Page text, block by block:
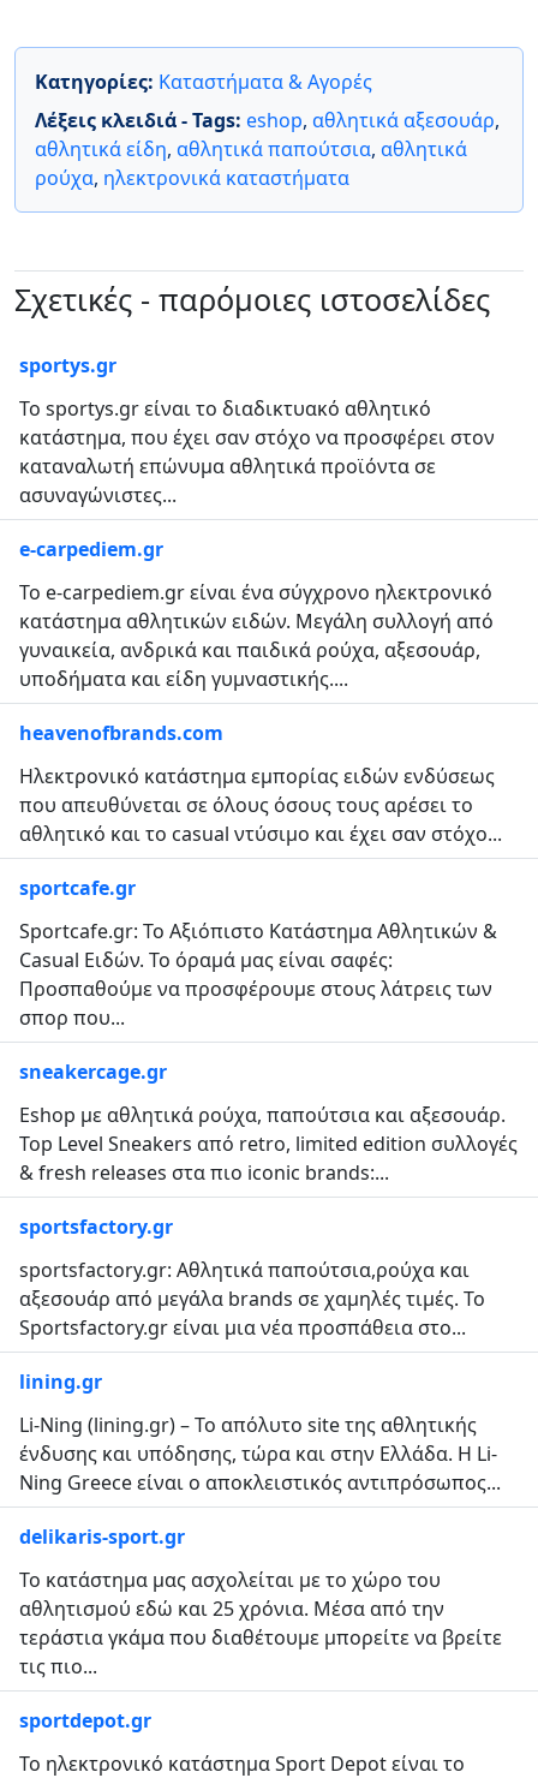
Κατηγορίες: Καταστήματα & Αγορές
Λέξεις κλειδιά - Tags: eshop, αθλητικά αξεσουάρ,
αθλητικά είδη, αθλητικά παπούτσια, αθλητικά
ρούχα, ηλεκτρονικά καταστήματα
Σχετικές - παρόμοιες ιστοσελίδες
sportys.gr
Το sportys.gr είναι το διαδικτυακό αθλητικό
κατάστημα, που έχει σαν στόχο να προσφέρει στον
καταναλωτή επώνυμα αθλητικά προϊόντα σε
ασυναγώνιστες...
e-carpediem.gr
Το e-carpediem.gr είναι ένα σύγχρονο ηλεκτρονικό
κατάστημα αθλητικών ειδών. Μεγάλη συλλογή από
γυναικεία, ανδρικά και παιδικά ρούχα, αξεσουάρ,
υποδήματα και είδη γυμναστικής....
heavenofbrands.com
Ηλεκτρονικό κατάστημα εμπορίας ειδών ενδύσεως
που απευθύνεται σε όλους όσους τους αρέσει το
αθλητικό και το casual ντύσιμο και έχει σαν στόχο...
sportcafe.gr
Sportcafe.gr: Το Αξιόπιστο Κατάστημα Αθλητικών &
Casual Ειδών. Το όραμά μας είναι σαφές:
Προσπαθούμε να προσφέρουμε στους λάτρεις των
σπορ που...
sneakercage.gr
Eshop με αθλητικά ρούχα, παπούτσια και αξεσουάρ.
Top Level Sneakers από retro, limited edition συλλογές
& fresh releases στα πιο iconic brands:...
sportsfactory.gr
sportsfactory.gr: Αθλητικά παπούτσια,ρούχα και
αξεσουάρ από μεγάλα brands σε χαμηλές τιμές. Το
Sportsfactory.gr είναι μια νέα προσπάθεια στο...
lining.gr
Li-Ning (lining.gr) – Το απόλυτο site της αθλητικής
ένδυσης και υπόδησης, τώρα και στην Ελλάδα. Η Li-
Ning Greece είναι ο αποκλειστικός αντιπρόσωπος...
delikaris-sport.gr
Το κατάστημα μας ασχολείται με το χώρο του
αθλητισμού εδώ και 25 χρόνια. Μέσα από την
τεράστια γκάμα που διαθέτουμε μπορείτε να βρείτε
τις πιο...
sportdepot.gr
Το ηλεκτρονικό κατάστημα Sport Depot είναι το